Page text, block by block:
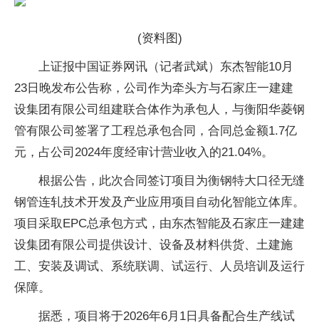
(资料图)
上证报中国证券网讯（记者武斌）东杰智能10月
23日晚发布公告称，公司作为牵头方与石家庄一建建
设集团有限公司组建联合体作为承包人，与衡阳华菱钢
管有限公司签署了工程总承包合同，合同总金额1.7亿
元，占公司2024年度经审计营业收入的21.04%。
根据公告，此次合同签订项目为衡钢特大口径无缝
钢管连轧技术开发及产业应用项目自动化智能立体库。
项目采取EPC总承包方式，由东杰智能及石家庄一建建
设集团有限公司提供设计、设备及材料供货、土建施
工、安装及调试、系统联调、试运行、人员培训及运行
保障。
据悉，项目将于2026年6月1日具备配合生产线试